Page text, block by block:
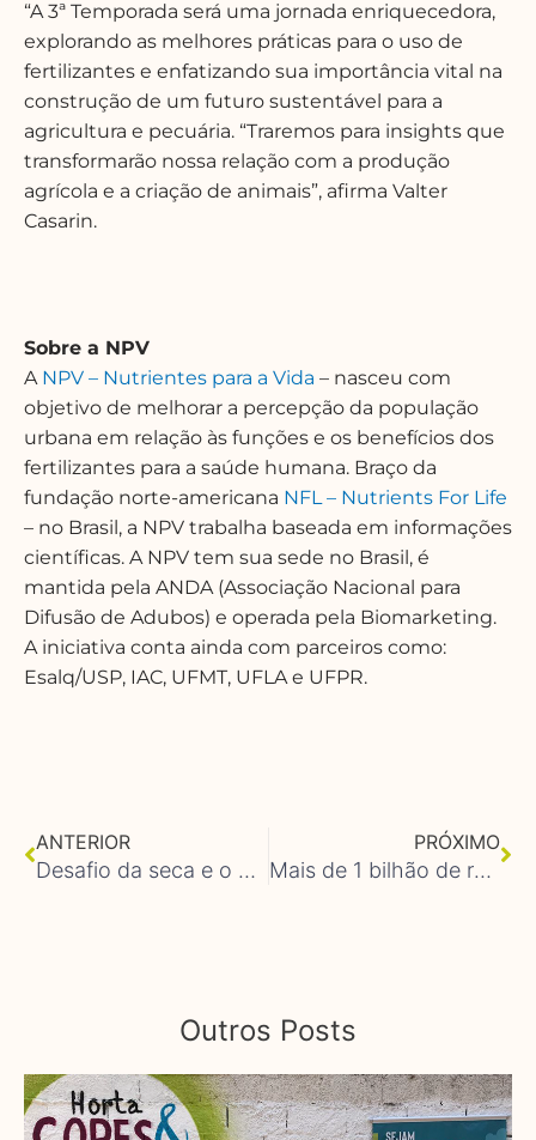
“A 3ª Temporada será uma jornada enriquecedora,
explorando as melhores práticas para o uso de
fertilizantes e enfatizando sua importância vital na
construção de um futuro sustentável para a
agricultura e pecuária. “Traremos para insights que
transformarão nossa relação com a produção
agrícola e a criação de animais”, afirma Valter
Casarin.
Sobre a NPV
A NPV – Nutrientes para a Vida – nasceu com
objetivo de melhorar a percepção da população
urbana em relação às funções e os benefícios dos
fertilizantes para a saúde humana. Braço da
fundação norte-americana NFL – Nutrients For Life
– no Brasil , a NPV trabalha baseada em informações
científicas. A NPV tem sua sede no Brasil, é
mantida pela ANDA (Associação Nacional para
Difusão de Adubos) e operada pela Biomarketing.
A iniciativa conta ainda com parceiros como:
Esalq/USP, IAC, UFMT, UFLA e UFPR.
ANTERIOR
Desafio da seca e o uso de fertilizantes
PRÓXIMO
Mais de 1 bilhão de refeições são desperdiçadas diariamente no mundo
Outros Posts